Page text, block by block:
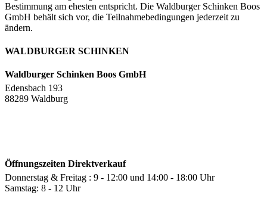
Bestimmung am ehesten entspricht. Die Waldburger Schinken Boos
GmbH behält sich vor, die Teilnahmebedingungen jederzeit zu
ändern.
WALDBURGER SCHINKEN
Waldburger Schinken Boos GmbH
Edensbach 193
88289 Waldburg
Öffnungszeiten Direktverkauf
Donnerstag & Freitag : 9 - 12:00 und 14:00 - 18:00 Uhr
Samstag: 8 - 12 Uhr